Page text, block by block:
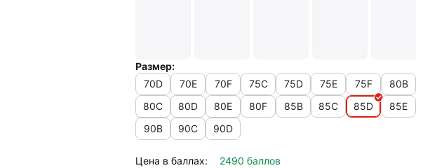
Размер:
70D
70E 70F 75C 75D 75E 75F
80B
80C
80D 80E 80F 85B 85C 85D
85E
90B
90C 90D
Цена в баллах:
2490 баллов